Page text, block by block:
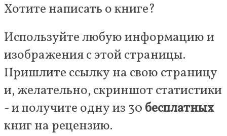
Хотите написать о книге?
Используйте любую информацию и
изображения с этой страницы.
Пришлите ссылку на свою страницу
и, желательно, скриншот статистики
- и получите одну из 30 бесплатных
книг на рецензию.